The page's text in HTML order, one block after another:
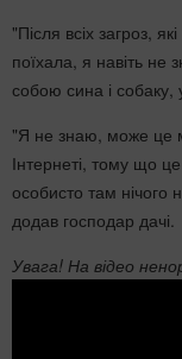
"Після всіх загроз,
поїхала, я навіть не
собою сина і собаку,
"Я не знаю, може це
Інтернеті, тому що
особисто там нічого
додав господар дачі.
Увага! На відео